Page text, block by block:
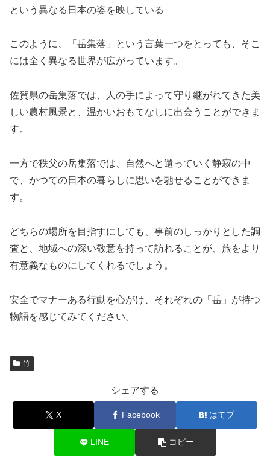
という異なる日本の姿を映している
このように、「岳集落」という言葉一つをとっても、そこ
には全く異なる世界が広がっています。
佐賀県の岳集落では、人の手によって守り継がれてきた美
しい農村風景と、温かいおもてなしに出会うことができま
す。
一方で秩父の岳集落では、自然へと還っていく静寂の中
で、かつての日本の暮らしに思いを馳せることができま
す。
どちらの場所を目指すにしても、事前のしっかりとした調
査と、地域への深い敬意を持って訪れることが、旅をより
有意義なものにしてくれるでしょう。
安全でマナーある行動を心がけ、それぞれの「岳」が持つ
物語を感じてみてください。
竹
シェアする
X Facebook はてブ
LINE コピー